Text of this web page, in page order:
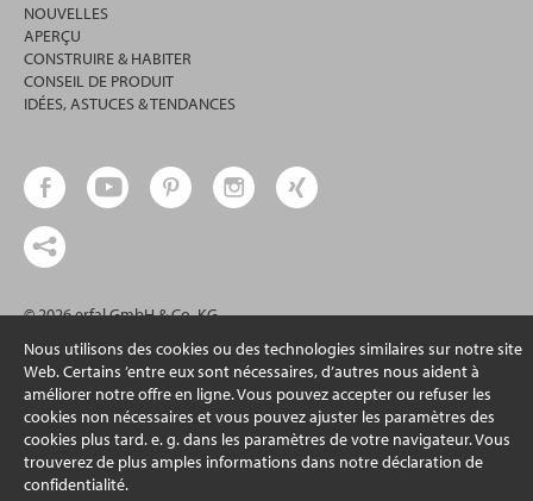
Nous utilisons des cookies ou des technologies similaires sur notre site
Web. Certains ’entre eux sont nécessaires, d’autres nous aident à
améliorer notre offre en ligne. Vous pouvez accepter ou refuser les
cookies non nécessaires et vous pouvez ajuster les paramètres des
cookies plus tard. e. g. dans les paramètres de votre navigateur. Vous
trouverez de plus amples informations dans notre déclaration de
confidentialité.
NOUVELLES
APERÇU
CONSTRUIRE & HABITER
CONSEIL DE PRODUIT
IDÉES, ASTUCES & TENDANCES
© 2026 erfal GmbH & Co. KG